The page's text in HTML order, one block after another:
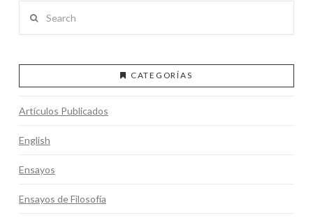
CATEGORÍAS
Artículos Publicados
English
Ensayos
Ensayos de Filosofía